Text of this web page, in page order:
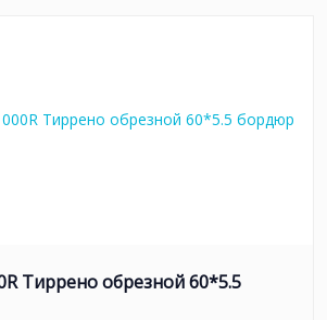
Тиррено обрезной 60*5.5